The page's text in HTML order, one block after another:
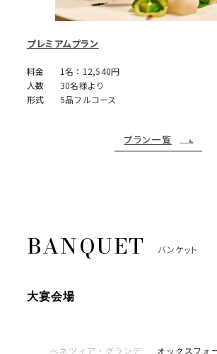
展示会
ゲストハウスならではの上質
な空間を貸切でご提供いたし
ます。ガーデン・リビングも
イベント一覧
プレミアムプラン
料金
1名：12,540円
人数
30名様より
形式
5品フルコース
プラン一覧
バンケット
大宴会場
べネツィア・グランデ オックスフォ